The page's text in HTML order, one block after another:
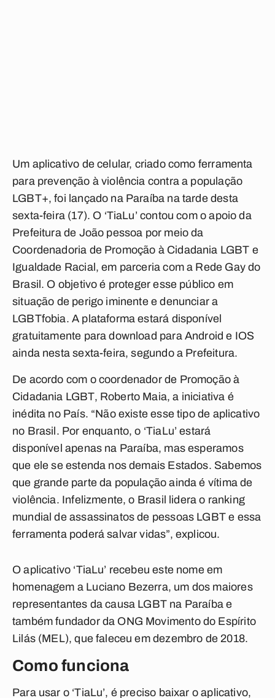
Um aplicativo de celular, criado como ferramenta
para prevenção à violência contra a população
LGBT+, foi lançado na Paraíba na tarde desta
sexta-feira (17). O ‘TiaLu’ contou com o apoio da
Prefeitura de João pessoa por meio da
Coordenadoria de Promoção à Cidadania LGBT e
Igualdade Racial, em parceria com a Rede Gay do
Brasil. O objetivo é proteger esse público em
situação de perigo iminente e denunciar a
LGBTfobia. A plataforma estará disponível
gratuitamente para download para Android e IOS
ainda nesta sexta-feira, segundo a Prefeitura.
De acordo com o coordenador de Promoção à
Cidadania LGBT, Roberto Maia, a iniciativa é
inédita no País. “Não existe esse tipo de aplicativo
no Brasil. Por enquanto, o ‘TiaLu’ estará
disponível apenas na Paraíba, mas esperamos
que ele se estenda nos demais Estados. Sabemos
que grande parte da população ainda é vítima de
violência. Infelizmente, o Brasil lidera o ranking
mundial de assassinatos de pessoas LGBT e essa
ferramenta poderá salvar vidas”, explicou.
O aplicativo ‘TiaLu’ recebeu este nome em
homenagem a Luciano Bezerra, um dos maiores
representantes da causa LGBT na Paraíba e
também fundador da ONG Movimento do Espírito
Lilás (MEL), que faleceu em dezembro de 2018.
Como funciona
Para usar o ‘TiaLu’, é preciso baixar o aplicativo,